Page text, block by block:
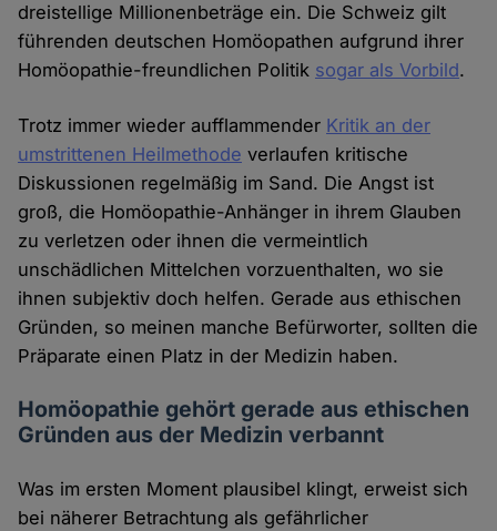
dreistellige Millionenbeträge ein. Die Schweiz gilt
führenden deutschen Homöopathen aufgrund ihrer
Homöopathie-freundlichen Politik sogar als Vorbild.
Trotz immer wieder aufflammender Kritik an der
umstrittenen Heilmethode verlaufen kritische
Diskussionen regelmäßig im Sand. Die Angst ist
groß, die Homöopathie-Anhänger in ihrem Glauben
zu verletzen oder ihnen die vermeintlich
unschädlichen Mittelchen vorzuenthalten, wo sie
ihnen subjektiv doch helfen. Gerade aus ethischen
Gründen, so meinen manche Befürworter, sollten die
Präparate einen Platz in der Medizin haben.
Homöopathie gehört gerade aus ethischen
Gründen aus der Medizin verbannt
Was im ersten Moment plausibel klingt, erweist sich
bei näherer Betrachtung als gefährlicher